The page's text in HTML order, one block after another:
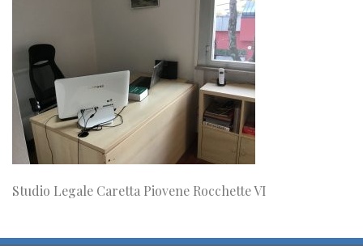
Studio Legale Caretta Piovene Rocchette VI